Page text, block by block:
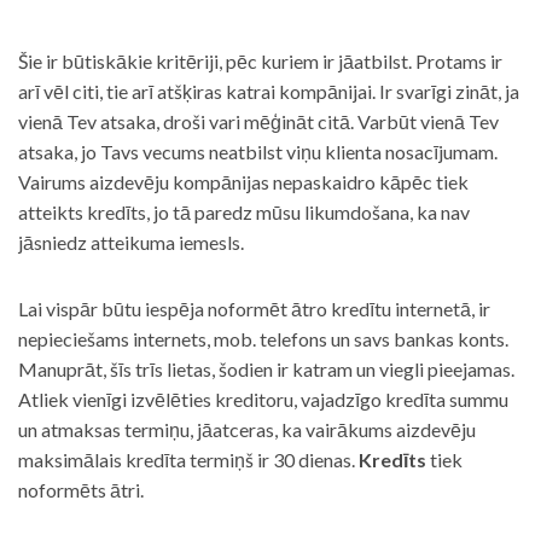
Šie ir būtiskākie kritēriji, pēc kuriem ir jāatbilst. Protams ir
arī vēl citi, tie arī atšķiras katrai kompānijai. Ir svarīgi zināt, ja
vienā Tev atsaka, droši vari mēģināt citā. Varbūt vienā Tev
atsaka, jo Tavs vecums neatbilst viņu klienta nosacījumam.
Vairums aizdevēju kompānijas nepaskaidro kāpēc tiek
atteikts kredīts, jo tā paredz mūsu likumdošana, ka nav
jāsniedz atteikuma iemesls.
Lai vispār būtu iespēja noformēt ātro kredītu internetā, ir
nepieciešams internets, mob. telefons un savs bankas konts.
Manuprāt, šīs trīs lietas, šodien ir katram un viegli pieejamas.
Atliek vienīgi izvēlēties kreditoru, vajadzīgo kredīta summu
un atmaksas termiņu, jāatceras, ka vairākums aizdevēju
maksimālais kredīta termiņš ir 30 dienas. Kredīts tiek
noformēts ātri.